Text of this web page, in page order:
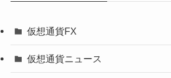
仮想通貨FX
仮想通貨ニュース